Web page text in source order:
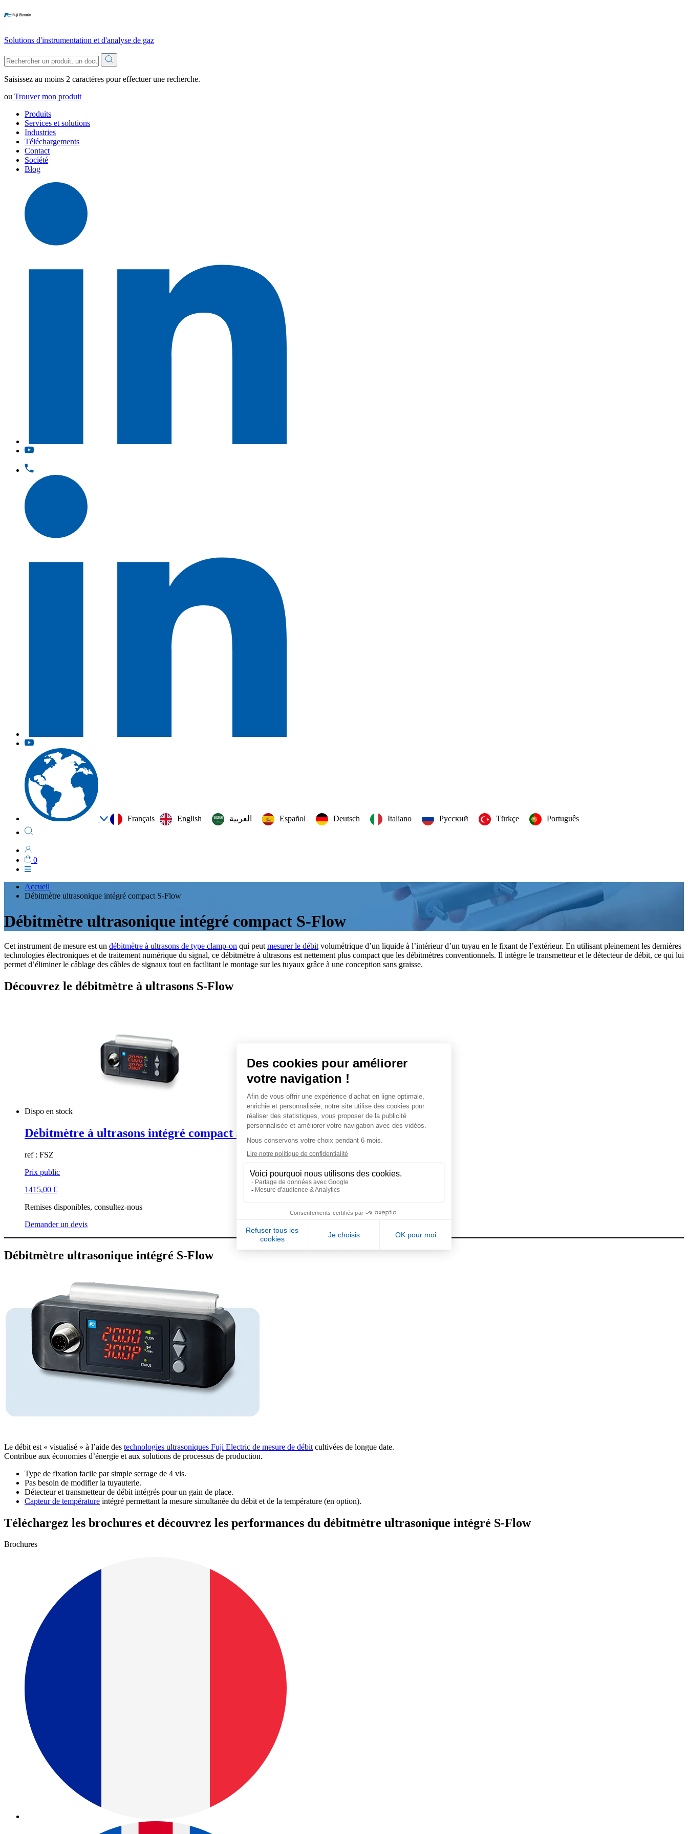
Solutions d'instrumentation et d'analyse de gaz
Saisissez au moins 2 caractères pour effectuer une recherche.
ou Trouver mon produit
Produits
Services et solutions
Industries
Téléchargements
Contact
Société
Blog
Français English العربية‏ Español Deutsch Italiano Русский Türkçe Português
0
Accueil
Débitmètre ultrasonique intégré compact S-Flow
Débitmètre ultrasonique intégré compact S-Flow
Cet instrument de mesure est un débitmètre à ultrasons de type clamp-on qui peut mesurer le débit volumétrique d’un liquide à l’intérieur d’un tuyau en le fixant de l’extérieur. En utilisant pleinement les dernières
technologies électroniques et de traitement numérique du signal, ce débitmètre à ultrasons est nettement plus compact que les débitmètres conventionnels. Il intègre le transmetteur et le détecteur de débit, ce qui lui
permet d’éliminer le câblage des câbles de signaux tout en facilitant le montage sur les tuyaux grâce à une conception sans graisse.
Découvrez le débitmètre à ultrasons S-Flow
Dispo en stock
Débitmètre à ultrasons intégré compact s-flow – FSZ
ref : FSZ
Prix public
1415,00 €
Remises disponibles, consultez-nous
Demander un devis
Débitmètre ultrasonique intégré S-Flow
Le débit est « visualisé » à l’aide des technologies ultrasoniques Fuji Electric de mesure de débit cultivées de longue date.
Contribue aux économies d’énergie et aux solutions de processus de production.
Type de fixation facile par simple serrage de 4 vis.
Pas besoin de modifier la tuyauterie.
Détecteur et transmetteur de débit intégrés pour un gain de place.
Capteur de température intégré permettant la mesure simultanée du débit et de la température (en option).
Téléchargez les brochures et découvrez les performances du débitmètre ultrasonique intégré S-Flow
Brochures